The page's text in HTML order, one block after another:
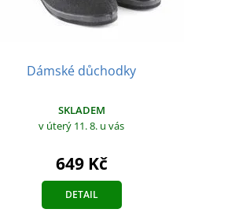
Dámské důchodky
SKLADEM
v úterý 11. 8. u vás
649 Kč
DETAIL